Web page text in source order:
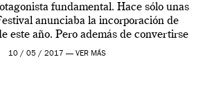
fundamental. Hace sólo unas
anunciaba la incorporación de
este año. Pero además de convertirse
actuaciones más relevantes […]
10 / 05 / 2017 — VER MÁS